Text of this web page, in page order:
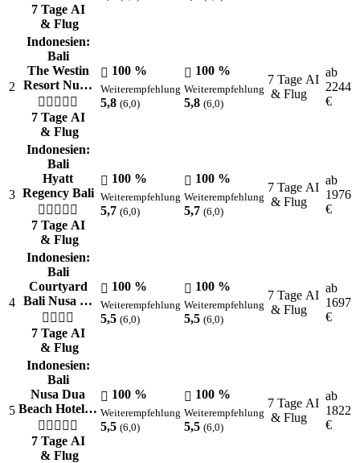
7 Tage AI
& Flug
2
Indonesien:
Bali
The Westin
Resort Nu…
7 Tage AI
& Flug
100 %
Weiterempfehlung
5,8 (6,0)
100 %
Weiterempfehlung
5,8 (6,0)
7 Tage AI
& Flug
ab
2244
€
3
Indonesien:
Bali
Hyatt
Regency Bali
7 Tage AI
& Flug
100 %
Weiterempfehlung
5,7 (6,0)
100 %
Weiterempfehlung
5,7 (6,0)
7 Tage AI
& Flug
ab
1976
€
4
Indonesien:
Bali
Courtyard
Bali Nusa …
7 Tage AI
& Flug
100 %
Weiterempfehlung
5,5 (6,0)
100 %
Weiterempfehlung
5,5 (6,0)
7 Tage AI
& Flug
ab
1697
€
5
Indonesien:
Bali
Nusa Dua
Beach Hotel…
7 Tage AI
& Flug
100 %
Weiterempfehlung
5,5 (6,0)
100 %
Weiterempfehlung
5,5 (6,0)
7 Tage AI
& Flug
ab
1822
€